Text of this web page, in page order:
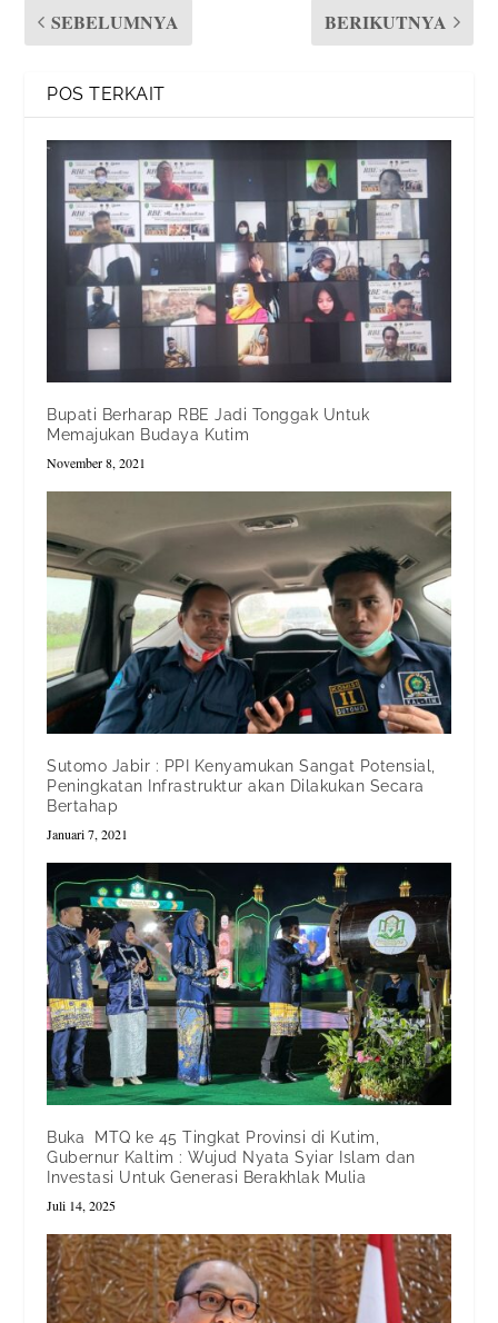
SEBELUMNYA BERIKUTNYA
POS TERKAIT
Bupati Berharap RBE Jadi Tonggak Untuk
Memajukan Budaya Kutim
November 8, 2021
Sutomo Jabir : PPI Kenyamukan Sangat Potensial,
Peningkatan Infrastruktur akan Dilakukan Secara
Bertahap
Januari 7, 2021
Buka MTQ ke 45 Tingkat Provinsi di Kutim,
Gubernur Kaltim : Wujud Nyata Syiar Islam dan
Investasi Untuk Generasi Berakhlak Mulia
Juli 14, 2025